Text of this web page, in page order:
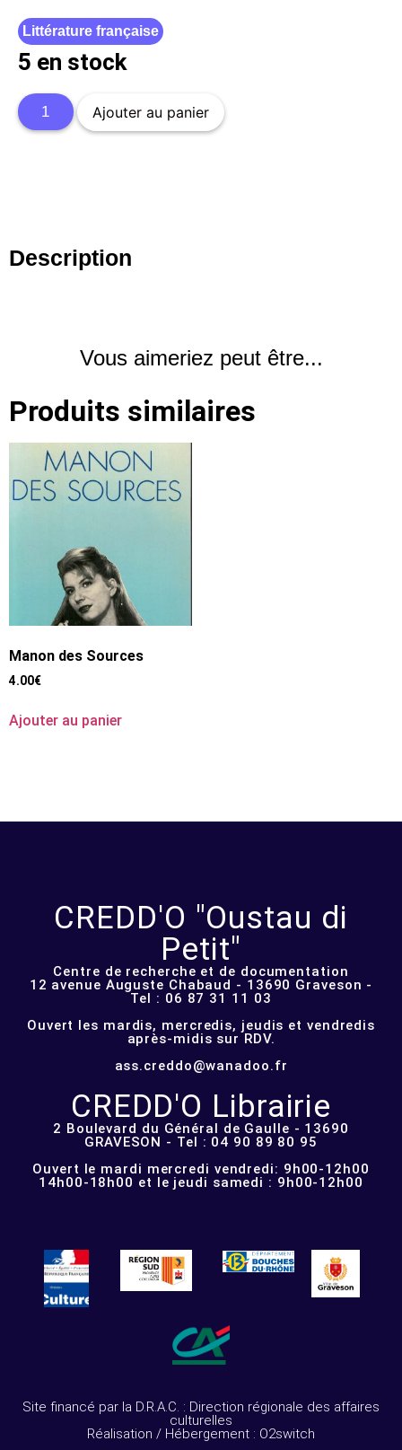
Littérature française
5 en stock
Ajouter au panier
Description
Vous aimeriez peut être...
Produits similaires
Manon des Sources
4.00€
Ajouter au panier
CREDD'O "Oustau di
Petit"
Centre de recherche et de documentation
12 avenue Auguste Chabaud - 13690 Graveson -
Tel : 06 87 31 11 03
Ouvert les mardis, mercredis, jeudis et vendredis
après-midis sur RDV.
ass.creddo@wanadoo.fr
CREDD'O Librairie
2 Boulevard du Général de Gaulle - 13690
GRAVESON - Tel : 04 90 89 80 95
Ouvert le mardi mercredi vendredi: 9h00-12h00
14h00-18h00 et le jeudi samedi : 9h00-12h00
Site financé par la D.R.A.C. : Direction régionale des affaires
culturelles
Réalisation / Hébergement : O2switch